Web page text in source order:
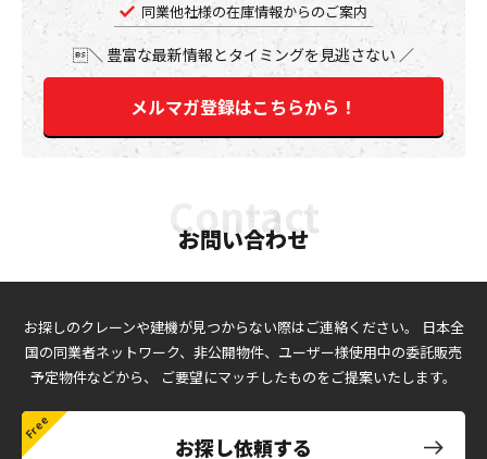
同業他社様の在庫情報からのご案内
豊富な最新情報とタイミングを見逃さない
メルマガ登録はこちらから！
お問い合わせ
お探しのクレーンや建機が見つからない際はご連絡ください。
日本全
国の同業者ネットワーク、非公開物件、ユーザー様使用中の委託販売
予定物件などから、
ご要望にマッチしたものをご提案いたします。
お探し依頼する